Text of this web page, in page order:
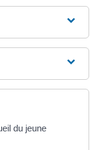
du jeune